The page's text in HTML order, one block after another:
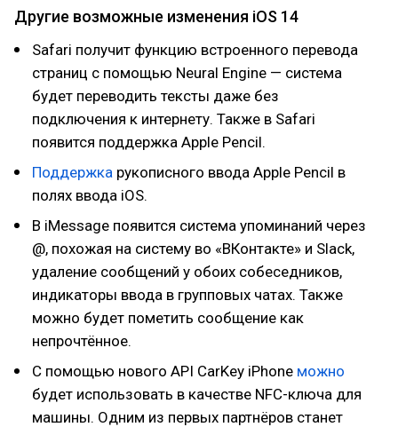
Другие возможные изменения iOS 14
Safari получит функцию встроенного перевода
страниц с помощью Neural Engine — система
будет переводить тексты даже без
подключения к интернету. Также в Safari
появится поддержка Apple Pencil.
Поддержка рукописного ввода Apple Pencil в
полях ввода iOS.
В iMessage появится система упоминаний через
@, похожая на систему во «ВКонтакте» и Slack,
удаление сообщений у обоих собеседников,
индикаторы ввода в групповых чатах. Также
можно будет пометить сообщение как
непрочтённое.
С помощью нового API CarKey iPhone можно
будет использовать в качестве NFC-ключа для
машины. Одним из первых партнёров станет